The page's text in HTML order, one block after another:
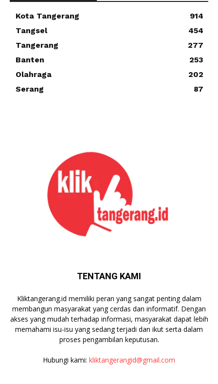
Kota Tangerang
914
Tangsel
454
Tangerang
277
Banten
253
Olahraga
202
Serang
87
TENTANG KAMI
Kliktangerang.id memiliki peran yang sangat penting dalam
membangun masyarakat yang cerdas dan informatif. Dengan
akses yang mudah terhadap informasi, masyarakat dapat lebih
memahami isu-isu yang sedang terjadi dan ikut serta dalam
proses pengambilan keputusan.
Hubungi kami: kliktangerangid@gmail.com